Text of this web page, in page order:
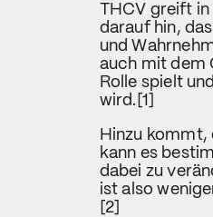
THCV greift in
darauf hin,
und
auch mit dem
Rolle spielt
wird.[1]
Hinzu kommt,
kann es
dabei zu
ist also
[2]